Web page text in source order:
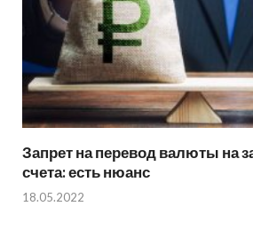
Запрет на перевод валюты на
счета: есть нюанс
18.05.2022